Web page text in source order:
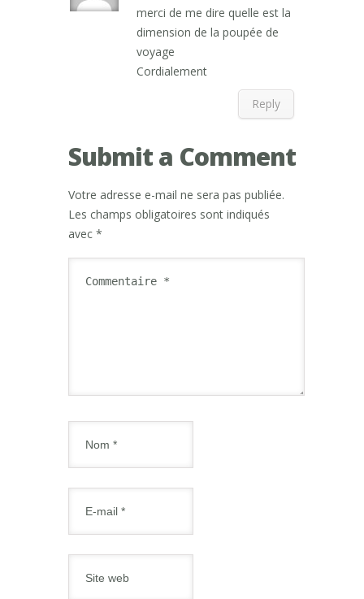
merci de me dire quelle est la
dimension de la poupée de
voyage
Cordialement
Reply
Submit a Comment
Votre adresse e-mail ne sera pas publiée.
Les champs obligatoires sont indiqués
avec *